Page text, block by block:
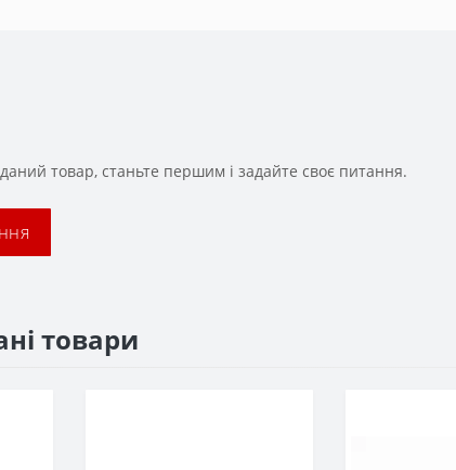
товар, станьте першим і задайте своє питання.
товари